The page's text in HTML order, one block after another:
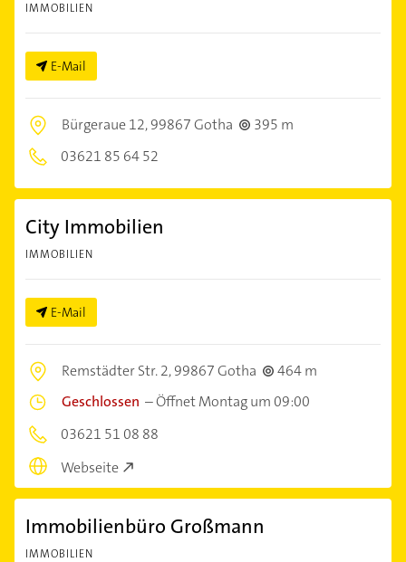
IMMOBILIEN
E-Mail
Bürgeraue 12,99867 Gotha
395 m
03621 85 64 52
City Immobilien
IMMOBILIEN
E-Mail
Remstädter Str. 2,99867 Gotha
464 m
Geschlossen –Öffnet Montag um 09:00
03621 51 08 88
Webseite
Immobilienbüro Großmann
IMMOBILIEN